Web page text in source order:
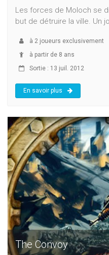
Les forces de Moloch se
but de détruire la ville. Un
à 2 joueurs exclusivement
à partir de 8 ans
Sortie : 13 juil. 2012
En savoir plus
The Convoy